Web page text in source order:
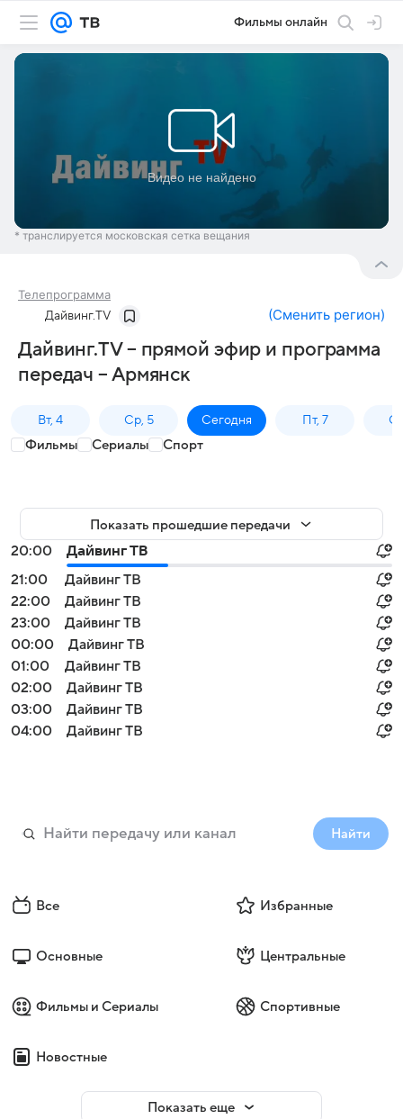
Фильмы онлайн
* транслируется московская сетка вещания
Телепрограмма
Дайвинг.TV (Сменить регион)
Дайвинг.TV – прямой эфир и программа
передач – Армянск
Вт, 4 Ср, 5 Сегодня Пт, 7
Фильмы Сериалы Спорт
Показать прошедшие передачи
20:00
Дайвинг ТВ
21:00
Дайвинг ТВ
22:00
Дайвинг ТВ
23:00
Дайвинг ТВ
00:00
Дайвинг ТВ
01:00
Дайвинг ТВ
02:00
Дайвинг ТВ
03:00
Дайвинг ТВ
04:00
Дайвинг ТВ
Найти
Все Избранные
Основные Центральные
Фильмы и Сериалы Спортивные
Новостные
Показать еще